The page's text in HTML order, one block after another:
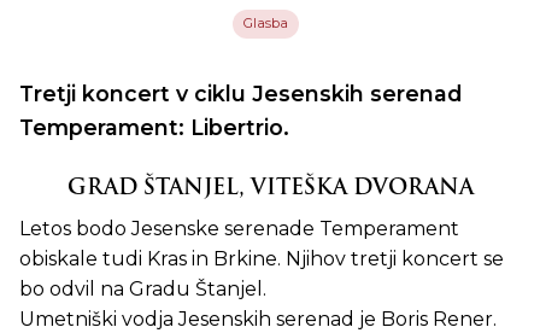
Glasba
Tretji koncert v ciklu Jesenskih serenad
Temperament: Libertrio.
GRAD ŠTANJEL, VITEŠKA DVORANA
Letos bodo Jesenske serenade Temperament
obiskale tudi Kras in Brkine. Njihov tretji koncert se
bo odvil na Gradu Štanjel.
Umetniški vodja Jesenskih serenad je Boris Rener.